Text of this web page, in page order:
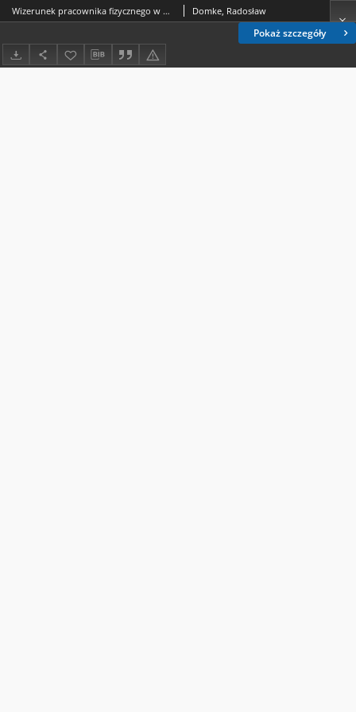
Pokaż szczegóły
Wizerunek pracownika fizycznego w wybranych filmach polskich 1968–1990 o tematyce współczesnej Domke, Radosław